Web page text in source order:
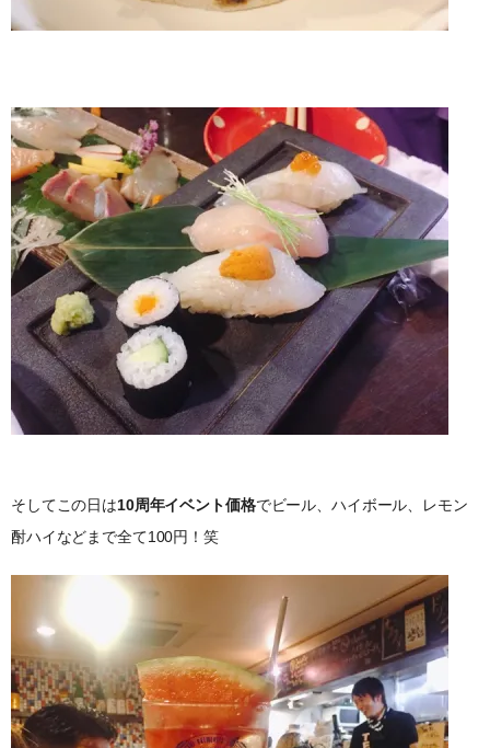
そしてこの日は10周年イベント価格でビール、ハイボール、レモン
酎ハイなどまで全て100円！笑